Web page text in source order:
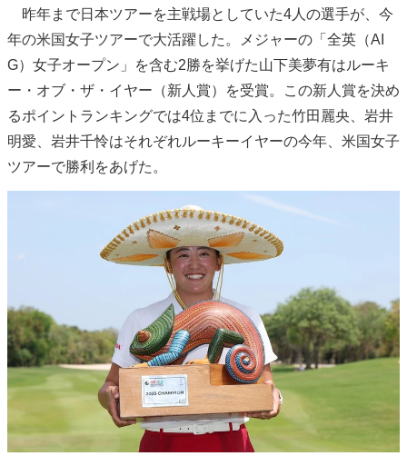
昨年まで日本ツアーを主戦場としていた4人の選手が、今
年の米国女子ツアーで大活躍した。メジャーの「全英（AI
G）女子オープン」を含む2勝を挙げた山下美夢有はルーキ
ー・オブ・ザ・イヤー（新人賞）を受賞。この新人賞を決め
るポイントランキングでは4位までに入った竹田麗央、岩井
明愛、岩井千怜はそれぞれルーキーイヤーの今年、米国女子
ツアーで勝利をあげた。